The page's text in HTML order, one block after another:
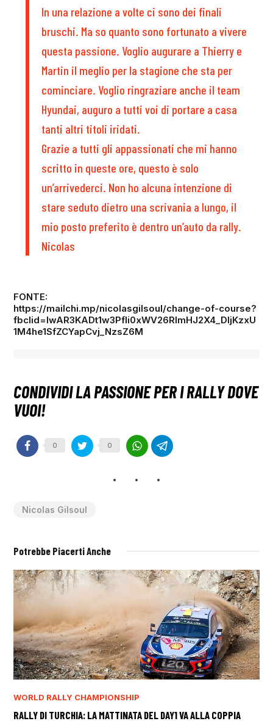
In una relazione a volte ci sono dei finali
bruschi. Ma so quanto sono fortunato a vivere
questa passione. Voglio augurare a Thierry e
Martin il meglio per la stagione che sta per
cominciare. Voglio ringraziare anche il team
Hyundai, auguro a tutti voi di portare a casa
tanti altri titoli iridati.
Grazie a tutti gli appassionati che mi hanno
scritto in queste ore, questo è solo
un’arrivederci. Non ho alcuna intenzione di
stare seduto dietro una scrivania a lungo, il
mio posto preferito è dentro un’auto da rally.
Nicolas
FONTE:
https://mailchi.mp/nicolasgilsoul/change-of-course?
fbclid=IwAR3KADt1w3PfIi0xWV26RlmHJ2X4_DljKzxU
1M4he1SfZCYapCvj_NzsZ6M
0 0
Nicolas Gilsoul
Potrebbe Piacerti Anche
WORLD RALLY CHAMPIONSHIP
RALLY DI TURCHIA: LA MATTINATA DEL DAY1 VA ALLA COPPIA